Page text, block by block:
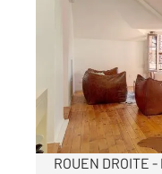
, 3 pièces
Ref : 34293
Appartement
931 €
par mois charges
ROUEN DROITE